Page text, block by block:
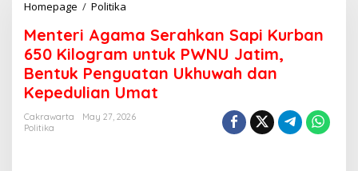
Homepage / Politika
n
t
e
r
i
g
Menteri Agama Serahkan Sapi Kurban
650 Kilogram untuk PWNU Jatim,
Bentuk Penguatan Ukhuwah dan
Kepedulian Umat
Cakrawarta
May 27, 2026
Politika